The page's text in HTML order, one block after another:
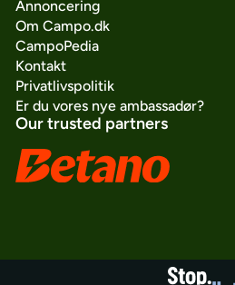
Annoncering
Om Campo.dk
CampoPedia
Kontakt
Privatlivspolitik
Er du vores nye ambassadør?
Our trusted partners